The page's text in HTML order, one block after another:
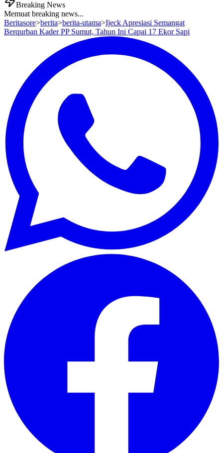
Breaking News
Memuat breaking news...
Beritasore>berita>berita-utama>Ijeck Apresiasi Semangat
Berqurban Kader PP Sumut, Tahun Ini Capai 17 Ekor Sapi